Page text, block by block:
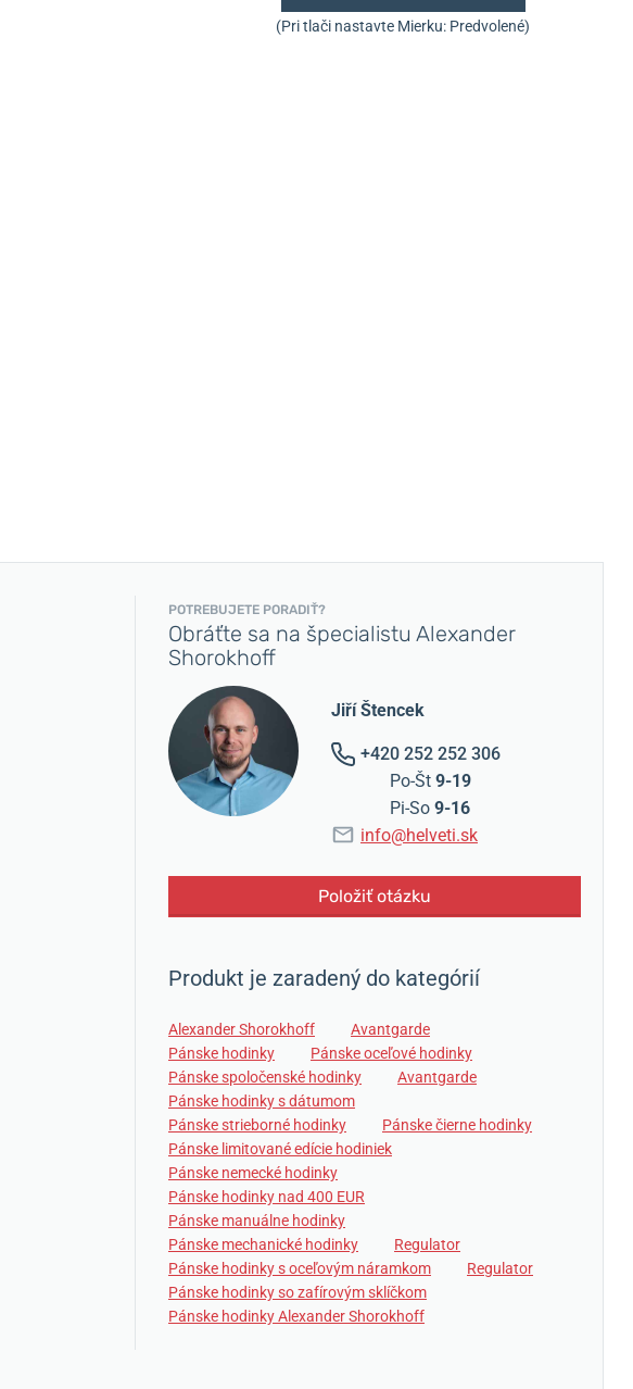
(Pri tlači nastavte Mierku: Predvolené)
POTREBUJETE PORADIŤ?
Obráťte sa na špecialistu Alexander
Shorokhoff
Jiří Štencek
+420 252 252 306
Po-Št 9-19
Pi-So 9-16
info@helveti.sk
Položiť otázku
Produkt je zaradený do kategórií
Alexander Shorokhoff
Avantgarde
Pánske hodinky
Pánske oceľové hodinky
Pánske spoločenské hodinky
Avantgarde
Pánske hodinky s dátumom
Pánske strieborné hodinky
Pánske čierne hodinky
Pánske limitované edície hodiniek
Pánske nemecké hodinky
Pánske hodinky nad 400 EUR
Pánske manuálne hodinky
Pánske mechanické hodinky
Regulator
Pánske hodinky s oceľovým náramkom
Regulator
Pánske hodinky so zafírovým sklíčkom
Pánske hodinky Alexander Shorokhoff